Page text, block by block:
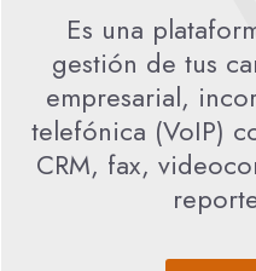
Es una
gestión de tus
empresarial,
telefónica (VoIP)
CRM, fax,